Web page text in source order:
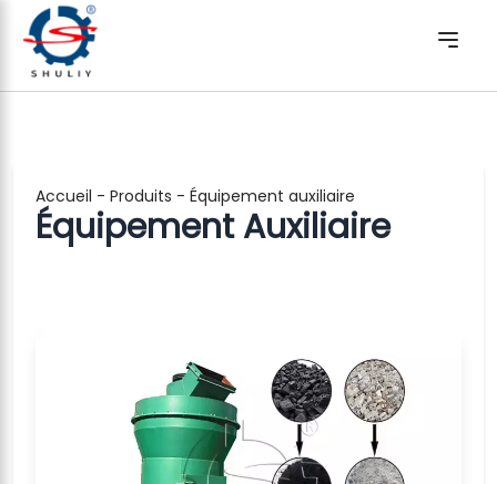
Accueil - Produits - Équipement auxiliaire
Équipement Auxiliaire